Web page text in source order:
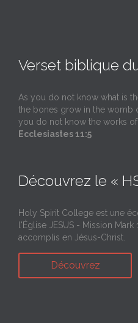
Verset biblique
As you do not know what is
the bones grow in the womb
you do not know the works
Ecclesiastes 11:5
Découvrez le «
Holy Spirit College est une
l'Église JESUS - Mission
accomplis en Jésus-Christ.
Découvrez